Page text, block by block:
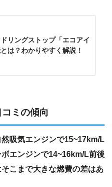
リングストップ「エコアイ
は？わかりやすく解説！
ミの傾向
吸気エンジンで15~17km/L
エンジンで14~16km/L前後
こまで大きな燃費の差はあ